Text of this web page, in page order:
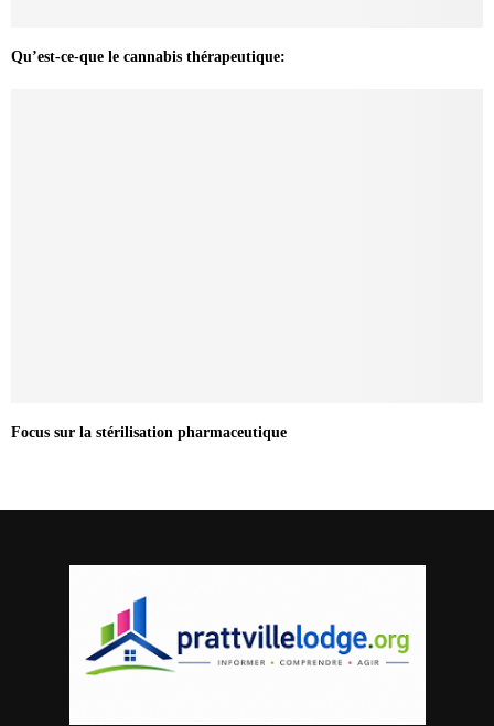
Qu’est-ce-que le cannabis thérapeutique:
Focus sur la stérilisation pharmaceutique